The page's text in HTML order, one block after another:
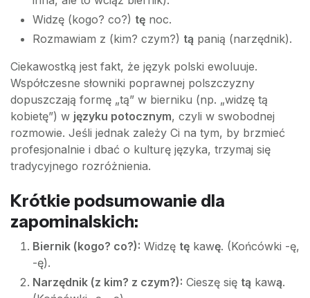
Widzę (kogo? co?) tę noc.
Rozmawiam z (kim? czym?) tą panią (narzędnik).
Ciekawostką jest fakt, że język polski ewoluuje.
Współczesne słowniki poprawnej polszczyzny
dopuszczają formę „tą” w bierniku (np. „widzę tą
kobietę”) w języku potocznym, czyli w swobodnej
rozmowie. Jeśli jednak zależy Ci na tym, by brzmieć
profesjonalnie i dbać o kulturę języka, trzymaj się
tradycyjnego rozróżnienia.
Krótkie podsumowanie dla
zapominalskich:
Biernik (kogo? co?): Widzę tę kawę. (Końcówki -ę,
-ę).
Narzędnik (z kim? z czym?): Cieszę się tą kawą.